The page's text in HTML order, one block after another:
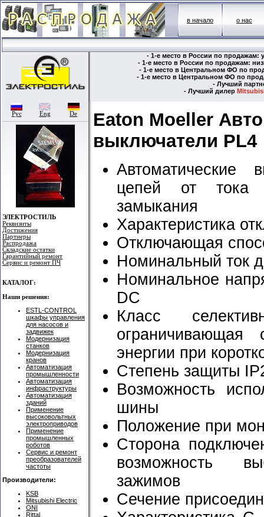
в начало о нас
- 1-е место в России по продажам:
- 1-е место в России по продажам:
- 1-е место в Центральном ФО по
- 1-е место в Центральном ФО по
- Лучший
- Лучший дилер
Рус Eng De
ЭЛЕКТРОСТИЛЬ
Реквизиты
Достижения
Партнеры
Распродажа
Складские остатки
Гарантийный ремонт
Сервис и ремонт ПЧ
КАТАЛОГ:
Наши решения:
ESTL-CONTROL
шкафы управления
для насосов и
задвижек
Модернизация
станков
Модернизация
кранов
Автоматизация
промышленности
Автоматизация
инфраструктуры
Автоматизация
зданий
Применение
высоковольтных
электроприводов
Применение
промышленных
роботов
Сервис и ремонт
преобразователей
частоты
Производители:
KSB
Mitsubishi Electric
ONI
Rittal
Eaton Moeller
выключатели PL4
Автоматические
цепей от тока
замыкания
Характеристика
Отключающая
Номинальный ток
Номинальное
DC
Класс
ограничивающая
энергии при
Степень защиты
Возможность
шины
Положение при
Сторона
возможность
зажимов
Сечение